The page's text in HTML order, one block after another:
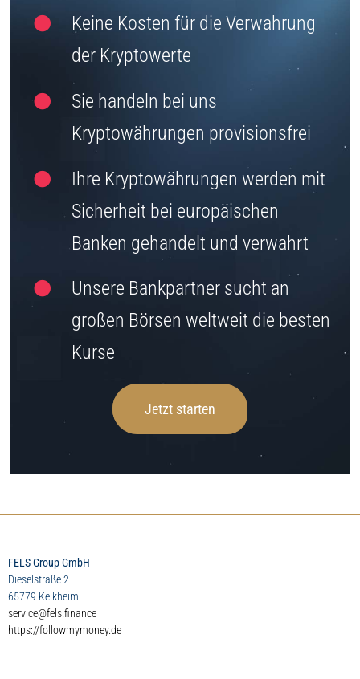
Keine Kosten für die Verwahrung
der Kryptowerte
Sie handeln bei uns
Kryptowährungen provisionsfrei
Ihre Kryptowährungen werden mit
Sicherheit bei europäischen
Banken gehandelt und verwahrt
Unsere Bankpartner sucht an
großen Börsen weltweit die besten
Kurse
Jetzt starten
FELS Group GmbH
Dieselstraße 2
65779 Kelkheim
service@fels.finance
https://followmymoney.de